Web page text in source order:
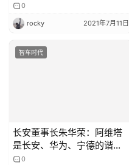
0
rocky 2021年7月11日
智车时代
长安董事长朱华荣：阿维塔
是长安、华为、宁德的谐音
不是外国品牌
0